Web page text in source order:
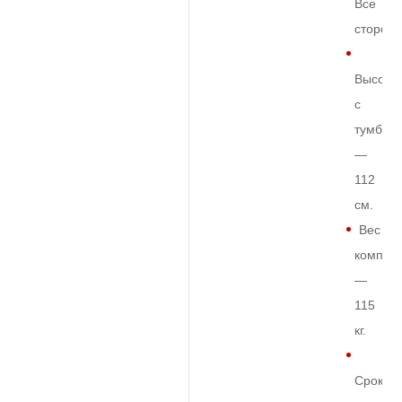
Все
Высота
с
тумбой
—
112
см.
Вес
—
115
кг.
Срок